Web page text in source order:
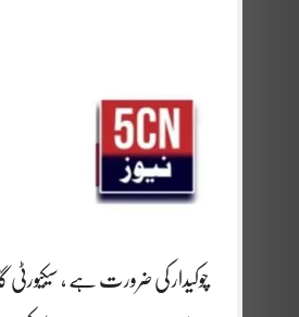
چوکیدار کی ضرورت ہے ، سیکیورٹی